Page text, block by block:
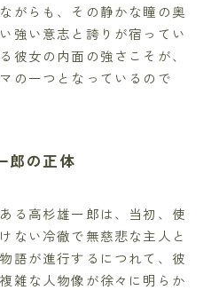
がらも、その静かな瞳の奥
強い意志と誇りが宿ってい
彼女の内面の強さこそが、
の一つとなっているので
郎の正体
る高杉雄一郎は、当初、使
ない冷徹で無慈悲な主人と
語が進行するにつれて、彼
雑な人物像が徐々に明らか